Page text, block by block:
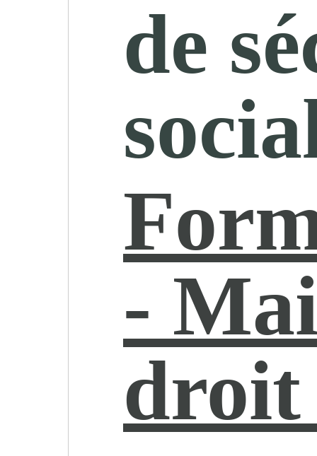
de
-
droit